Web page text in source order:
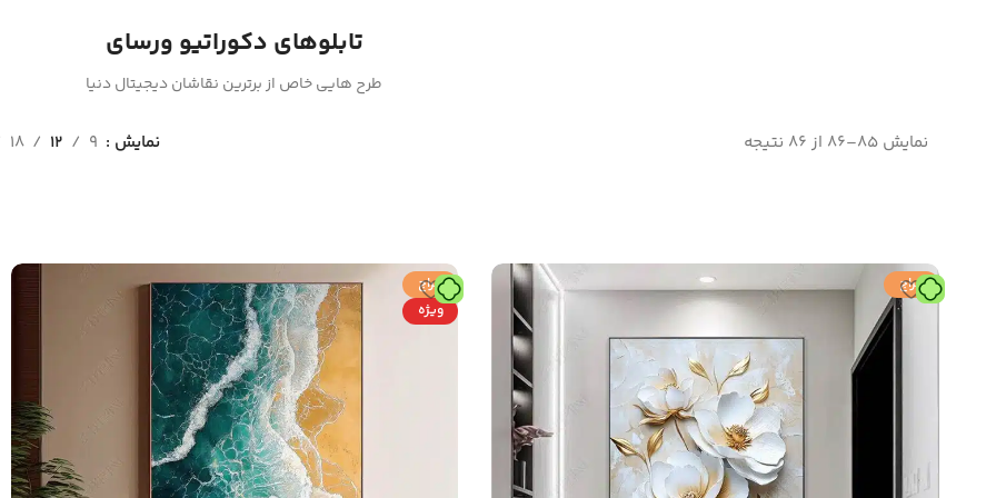
تابلوهای دکوراتیو ورسای
طرح هایی خاص از برترین نقاشان دیجیتال دنیا
نمایش 85–86 از 86 نتیجه نمایش 9
12
18
حراج
حراج
ویژه